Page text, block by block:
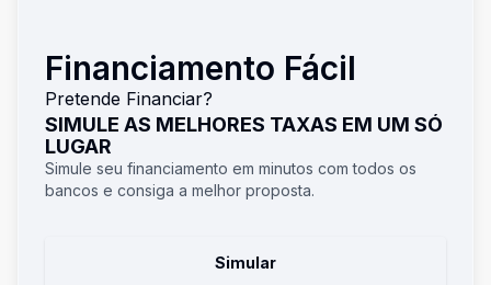
Financiamento Fácil
Pretende Financiar?
SIMULE AS MELHORES TAXAS EM UM SÓ
LUGAR
Simule seu financiamento em minutos com todos os
bancos e consiga a melhor proposta.
Simular